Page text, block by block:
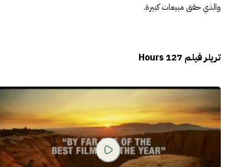
والذي حقق مبيعات كبيرة.
تريلر فيلم 127 Hours